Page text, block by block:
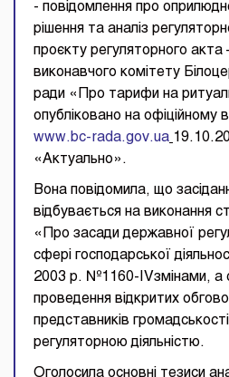
- повідомлення про
рішення та аналіз
проєкту регуляторного акта
виконавчого комітету
ради «Про тарифи на
опубліковано на офіційному
www.bc-rada.gov.ua
«Актуально».
Вона повідомила, що
відбувається на виконання
«Про засади державної
сфері господарської
2003 р. №1160-IVзмінами, а
проведення відкритих
представників
регуляторною діяльністю.
Оголосила основні тезиси